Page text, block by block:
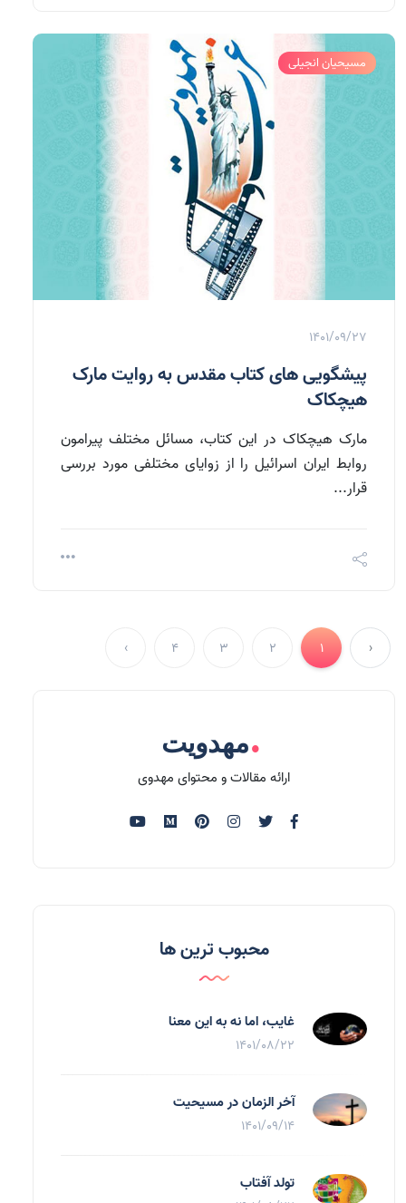
مسیحیان انجیلی
1401/09/27
پیشگویی های کتاب مقدس به روایت مارک
هیچکاک
مارک هیچکاک در این کتاب، مسائل مختلف پیرامون
روابط ایران اسرائیل را از زوایای مختلفی مورد بررسی
قرار...
‹
1
2
3
4
›
.مهدویت
ارائه مقالات و محتوای مهدوی
محبوب ترین ها
غایب، اما نه به اين معنا
1401/08/22
آخر الزمان در مسیحیت
1401/09/14
تولد آفتاب